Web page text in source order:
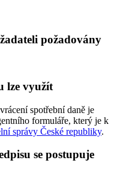
požadovány
lze využít
spotřební daně je
formuláře, který je k
správy České republiky.
se postupuje